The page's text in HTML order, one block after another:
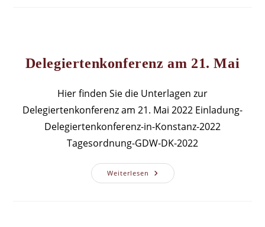
Delegiertenkonferenz am 21. Mai
Hier finden Sie die Unterlagen zur
Delegiertenkonferenz am 21. Mai 2022 Einladung-
Delegiertenkonferenz-in-Konstanz-2022
Tagesordnung-GDW-DK-2022
Weiterlesen Delegiertenkonferenz
Am